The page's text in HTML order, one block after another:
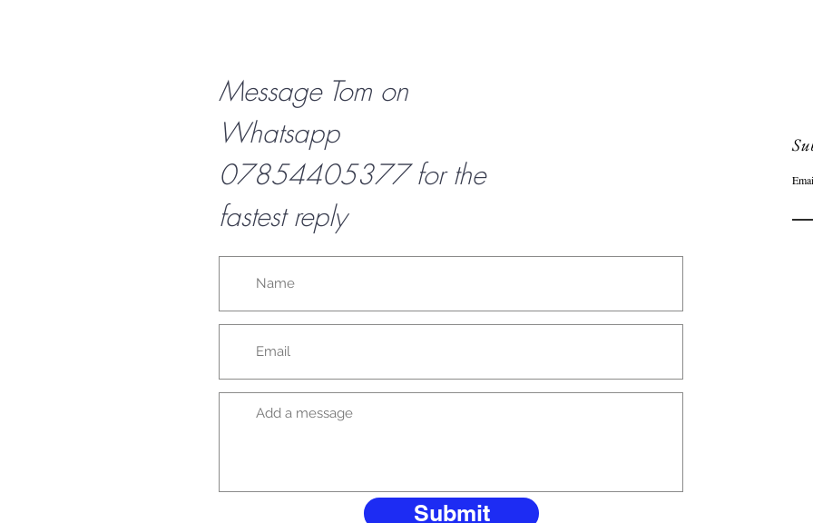
Message Tom on
Whatsapp
07854405377 for the
fastest reply
Submit